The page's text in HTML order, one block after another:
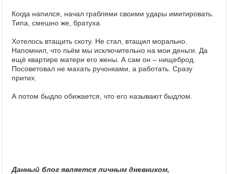
Когда напился, начал граблями своими удары имитировать.
Типа, смешно же, братуха.
Хотелось втащить скоту. Не стал, втащил морально.
Напомнил, что пьём мы исключительно на мои деньги. Да
ещё квартире матери его жены. А сам он – нищеброд.
Посоветовал не махать ручонками, а работать. Сразу
притих.
А потом быдло обижается, что его называют быдлом.
Данный блог является личным дневником,